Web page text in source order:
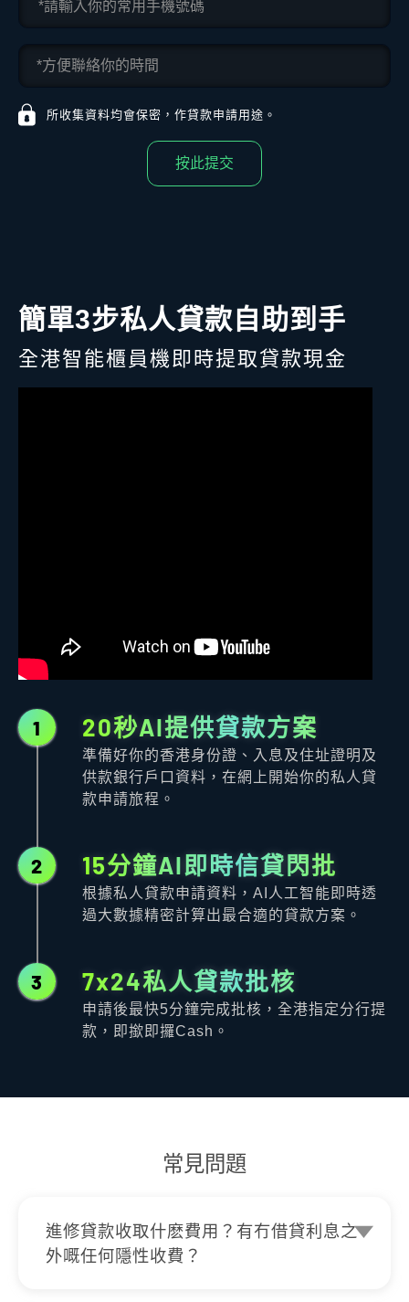
所收集資料均會保密，作貸款申請用途。
按此提交
簡單3步私人貸款自助到手
全港智能櫃員機即時提取貸款現金
1 20秒AI提供貸款方案
準備好你的香港身份證、入息及住址證明及
供款銀行戶口資料，在網上開始你的私人貸
款申請旅程。
2 15分鐘AI即時信貸閃批
根據私人貸款申請資料，AI人工智能即時透
過大數據精密計算出最合適的貸款方案。
3 7x24私人貸款批核
申請後最快5分鐘完成批核，全港指定分行提
款，即撳即攞Cash。
常見問題
進修貸款收取什麽費用？有冇借貸利息之
外嘅任何隱性收費？